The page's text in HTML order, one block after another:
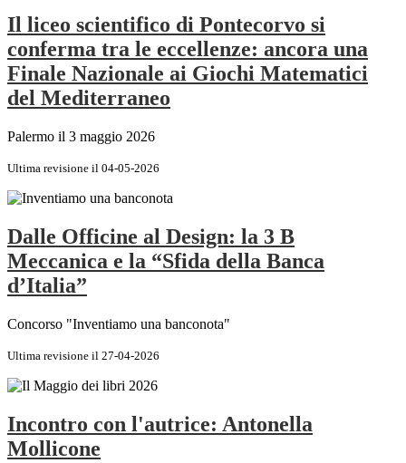
Il liceo scientifico di Pontecorvo si
conferma tra le eccellenze: ancora una
Finale Nazionale ai Giochi Matematici
del Mediterraneo
Palermo il 3 maggio 2026
Ultima revisione il 04-05-2026
Dalle Officine al Design: la 3 B
Meccanica e la “Sfida della Banca
d’Italia”
Concorso "Inventiamo una banconota"
Ultima revisione il 27-04-2026
Incontro con l'autrice: Antonella
Mollicone